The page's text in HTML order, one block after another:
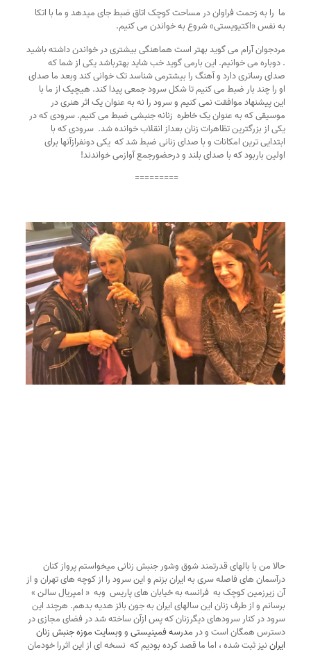
به نفس «اکتیویستی» شروع به خواندن می کنیم.
مردجوان آرام می گوید بهتر است هماهنگی بیشتری در خواندن داشته باشید
. دوباره می خوانیم. این بارمی گوید خب شاید بهترباشد یکی از شما که
صدای رساتری دارد و آهنگ را بیشترمی شناسد تک خوانی کند وبعد ما صدای
ابتدایی ترین امکانات و با صدای زنانی ضبط شد که  یکی دونفرازآنها برای
اولین باربود که با صدای بلند و درحضورجمع آوازمی خواندند!
=========
حالا من با بالهای قدرتمند شوق وشور جنبش زنانی میخواستم پرواز کنان
درآسمان های فاصله سری به ایران بزنم و این سرود را از کوچه های تهران و از
آن زیرزمین کوچک به  فرانسه به خیابان های پاریس  وبه  « امپریال سالن »
برسانم و از طرف زنان این سالهای ایران به جون بائز هدیه بدهم. هرچند این
سرود در کنار سرودهای دیگرزنان که پس ازآن ساخته شد در فضای مجازی در
دسترس همگان است و در مدرسه فمینیستی و
وبسایت موزه جنبش زنان
ایران
نیز ثبت شده ، اما ما قصد کرده بودیم که  نسخه ای از این اثررا خودمان